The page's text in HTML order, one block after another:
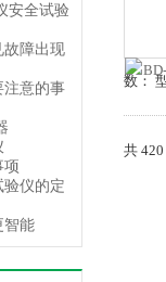
安全试验
故障出现
注意的事
项
仪的定
智能
数：
共